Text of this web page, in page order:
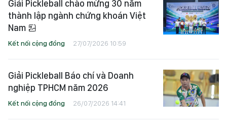
Giải Pickleball chào mừng 30 năm
thành lập ngành chứng khoán Việt
Nam
Kết nối cộng đồng 27/07/2026 10:59
Giải Pickleball Báo chí và Doanh
nghiệp TPHCM năm 2026
Kết nối cộng đồng 26/07/2026 14:41